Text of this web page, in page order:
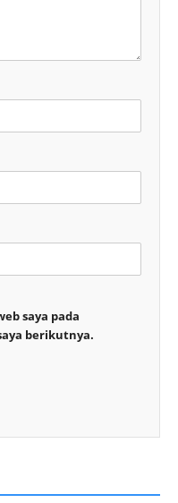
saya pada
berikutnya.